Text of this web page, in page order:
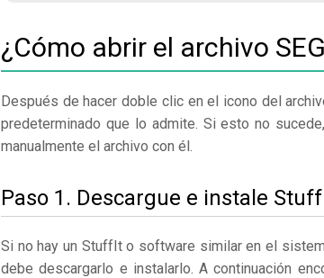
¿Cómo abrir el archivo
Después de hacer doble clic en el icono del
predeterminado que lo admite. Si esto no
manualmente el archivo con él.
Paso 1. Descargue e instale
Si no hay un StuffIt o software similar en el
debe descargarlo e instalarlo. A continuación